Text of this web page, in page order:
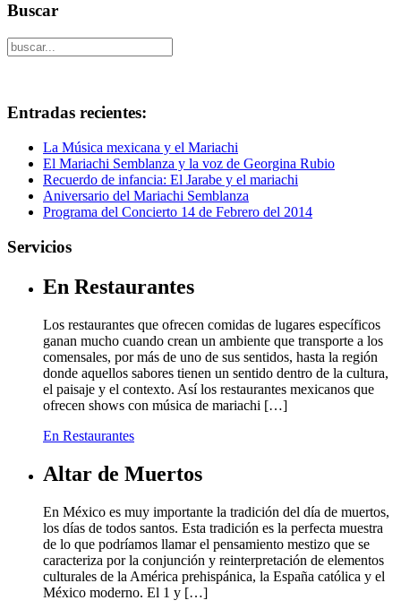
Buscar
Entradas recientes:
La Música mexicana y el Mariachi
El Mariachi Semblanza y la voz de Georgina Rubio
Recuerdo de infancia: El Jarabe y el mariachi
Aniversario del Mariachi Semblanza
Programa del Concierto 14 de Febrero del 2014
Servicios
En Restaurantes
Los restaurantes que ofrecen comidas de lugares específicos
ganan mucho cuando crean un ambiente que transporte a los
comensales, por más de uno de sus sentidos, hasta la región
donde aquellos sabores tienen un sentido dentro de la cultura,
el paisaje y el contexto. Así los restaurantes mexicanos que
ofrecen shows con música de mariachi […]
En Restaurantes
Altar de Muertos
En México es muy importante la tradición del día de muertos,
los días de todos santos. Esta tradición es la perfecta muestra
de lo que podríamos llamar el pensamiento mestizo que se
caracteriza por la conjunción y reinterpretación de elementos
culturales de la América prehispánica, la España católica y el
México moderno. El 1 y […]